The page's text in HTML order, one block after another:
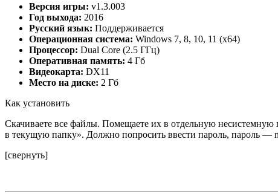
Версия игры: v1.3.003
Год выхода: 2016
Русский язык: Поддерживается
Операционная система: Windows 7, 8, 10, 11 (x64)
Процессор: Dual Core (2.5 ГГц)
Оперативная память: 4 Гб
Видеокарта: DX11
Место на диске: 2 Гб
Как установить
Скачиваете все файлы. Помещаете их в отдельную
в текущую папку». Должно попросить ввести пароль, пароль —
[свернуть]